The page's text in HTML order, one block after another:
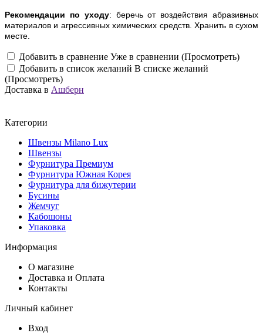
Рекомендации по уходу: беречь от воздействия абразивных
материалов и агрессивных химических средств. Хранить в сухом
месте.
Добавить в сравнение Уже в сравнении (Просмотреть)
Добавить в список желаний В списке желаний
(Просмотреть)
Доставка в Ашберн
Категории
Швензы Milano Lux
Швензы
Фурнитура Премиум
Фурнитура Южная Корея
Фурнитура для бижутерии
Бусины
Жемчуг
Кабошоны
Упаковка
Информация
О магазине
Доставка и Оплата
Контакты
Личный кабинет
Вход